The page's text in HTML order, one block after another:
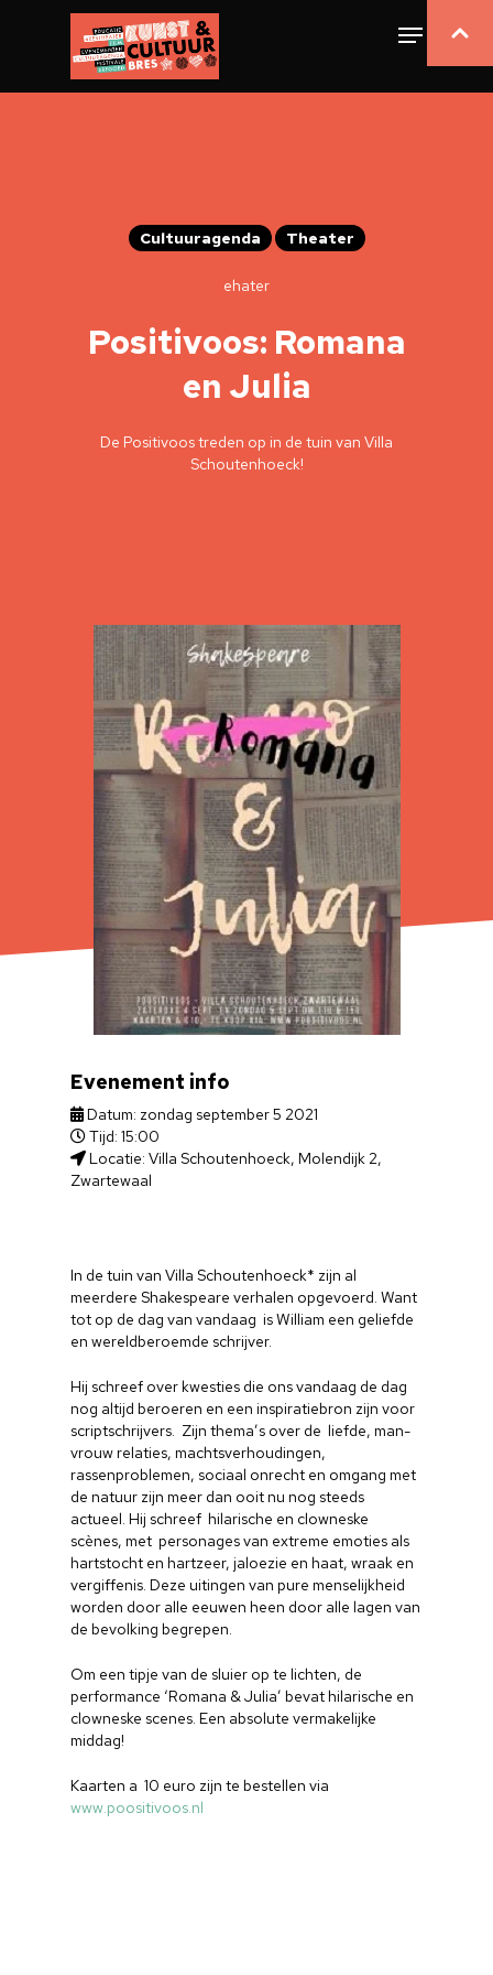
Cultuuragenda Theater
ehater
Positivoos: Romana
en Julia
De Positivoos treden op in de tuin van Villa
Schoutenhoeck!
In de tuin van Villa Schoutenhoeck* zijn al
meerdere Shakespeare verhalen opgevoerd. Want
tot op de dag van vandaag is William een geliefde
en wereldberoemde schrijver.
Hij schreef over kwesties die ons vandaag de dag
nog altijd beroeren en een inspiratiebron zijn voor
scriptschrijvers. Zijn thema’s over de liefde, man-
vrouw relaties, machtsverhoudingen,
rassenproblemen, sociaal onrecht en omgang met
de natuur zijn meer dan ooit nu nog steeds
actueel. Hij schreef hilarische en clowneske
scènes, met personages van extreme emoties als
hartstocht en hartzeer, jaloezie en haat, wraak en
vergiffenis. Deze uitingen van pure menselijkheid
worden door alle eeuwen heen door alle lagen van
de bevolking begrepen.
Om een tipje van de sluier op te lichten, de
performance ‘Romana & Julia’ bevat hilarische en
clowneske scenes. Een absolute vermakelijke
middag!
Kaarten a 10 euro zijn te bestellen via
www.poositivoos.nl
Evenement info
Datum: zondag september 5 2021
Tijd: 15:00
Locatie: Villa Schoutenhoeck, Molendijk 2,
Zwartewaal